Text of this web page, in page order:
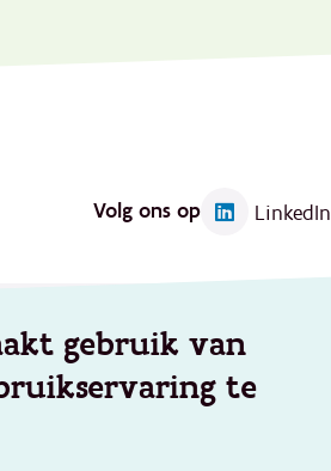
gebruik van
te
Volg ons op LinkedIn
Aanbod
Geïntegreerd werken